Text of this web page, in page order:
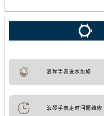
浪琴手表进水维修
浪琴手表走时问题维修